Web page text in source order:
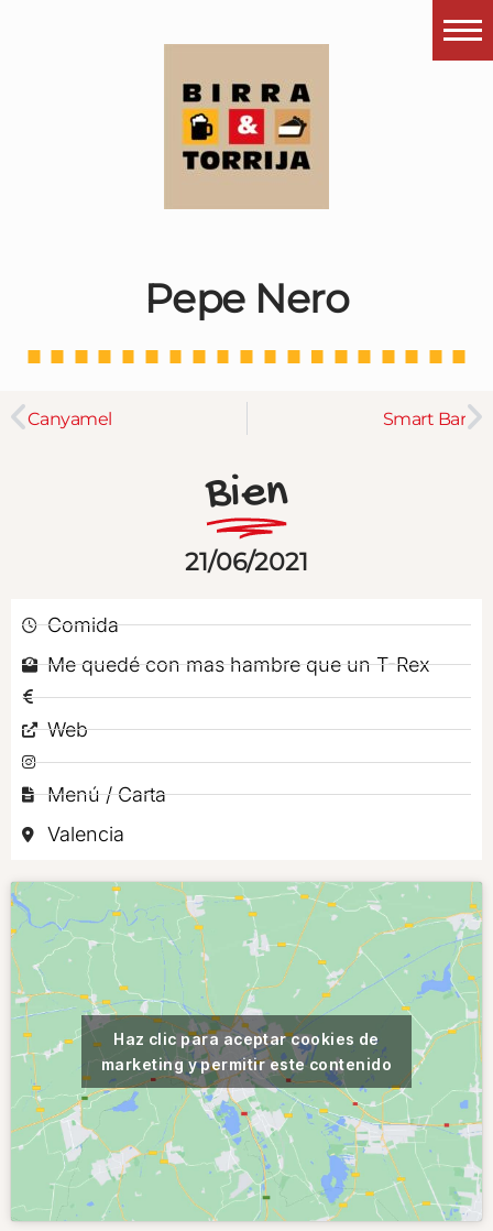
¿Esto que es pués?
Últimas visitas
Todos los garitos
Por el mundo
Contactar
Instagram
Pepe Nero
Canyamel Smart Bar
Bien
21/06/2021
Comida
Me quedé con mas hambre que un T-Rex
Web
Menú / Carta
Valencia
Haz clic para aceptar cookies de
marketing y permitir este contenido